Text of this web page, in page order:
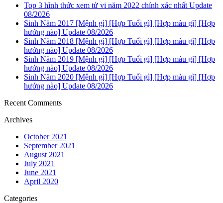
Top 3 hình thức xem tử vi năm 2022 chính xác nhất Update
08/2026
Sinh Năm 2017 [Mệnh gì] [Hợp Tuổi gì] [Hợp màu gì] [Hợp
hướng nào] Update 08/2026
Sinh Năm 2018 [Mệnh gì] [Hợp Tuổi gì] [Hợp màu gì] [Hợp
hướng nào] Update 08/2026
Sinh Năm 2019 [Mệnh gì] [Hợp Tuổi gì] [Hợp màu gì] [Hợp
hướng nào] Update 08/2026
Sinh Năm 2020 [Mệnh gì] [Hợp Tuổi gì] [Hợp màu gì] [Hợp
hướng nào] Update 08/2026
Recent Comments
Archives
October 2021
September 2021
August 2021
July 2021
June 2021
April 2020
Categories